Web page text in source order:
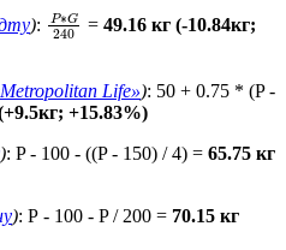
): P∗G 240
=49.16 кг (-10.84кг;
Life»): 50 + 0.75 * (P -
+15.83%)
): P - 100 - ((P - 150) / 4) = 65.75 кг
): Р - 100 - P / 200 = 70.15 кг